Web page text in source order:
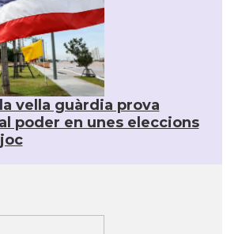
vella guàrdia prova
poder en unes eleccions